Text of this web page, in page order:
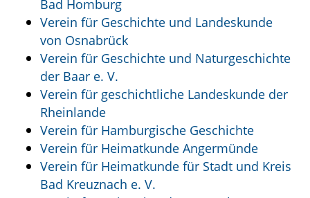
Bad Homburg
Verein für Geschichte und Landeskunde
von Osnabrück
Verein für Geschichte und Naturgeschichte
der Baar e. V.
Verein für geschichtliche Landeskunde der
Rheinlande
Verein für Hamburgische Geschichte
Verein für Heimatkunde Angermünde
Verein für Heimatkunde für Stadt und Kreis
Bad Kreuznach e. V.